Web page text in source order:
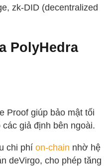
zk-DID (decentralized
PolyHedra
Proof giúp bảo mật tối
giả định bên ngoài.
chi phí on-chain nhờ hệ
deVirgo, cho phép tăng